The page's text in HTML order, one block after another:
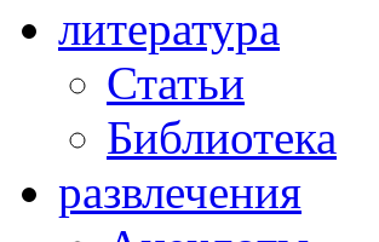
литература
Статьи
Библиотека
развлечения